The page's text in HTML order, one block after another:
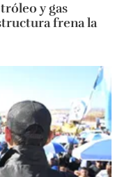
y gas
frena la